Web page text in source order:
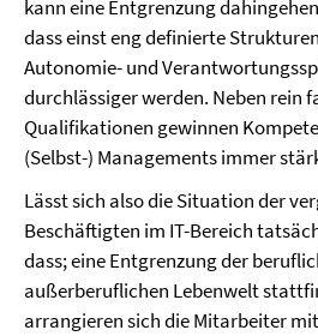
kann eine Entgrenzung
dass einst eng definierte
Autonomie- und
durchlässiger werden. Neben rein
Qualifikationen gewinnen
(Selbst-) Managements immer
Lässt sich also die Situation der
Beschäftigten im IT-Bereich
dass; eine Entgrenzung der
außerberuflichen Lebenwelt
arrangieren sich die Mitarbeiter